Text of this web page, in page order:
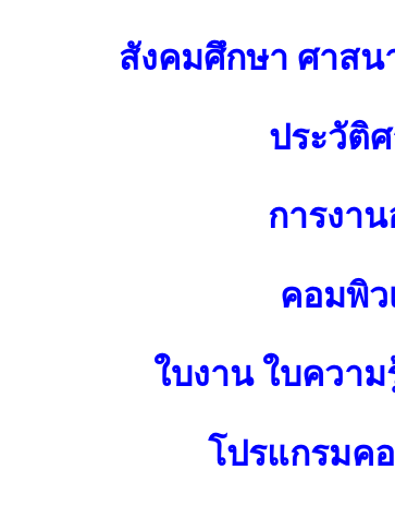
สังคมศึกษา ศาส
ประวัติ
การงา
คอมพิว
ใบงาน ใบควา
โปรแกรมค